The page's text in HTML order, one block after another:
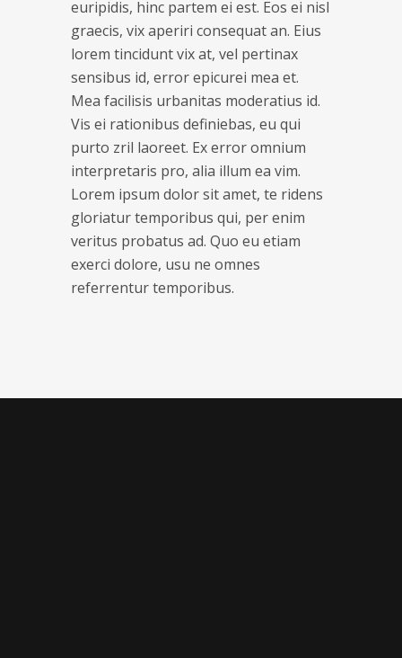
euripidis, hinc partem ei est. Eos ei nisl
graecis, vix aperiri consequat an. Eius
lorem tincidunt vix at, vel pertinax
sensibus id, error epicurei mea et.
Mea facilisis urbanitas moderatius id.
Vis ei rationibus definiebas, eu qui
purto zril laoreet. Ex error omnium
interpretaris pro, alia illum ea vim.
Lorem ipsum dolor sit amet, te ridens
gloriatur temporibus qui, per enim
veritus probatus ad. Quo eu etiam
exerci dolore, usu ne omnes
referrentur temporibus.